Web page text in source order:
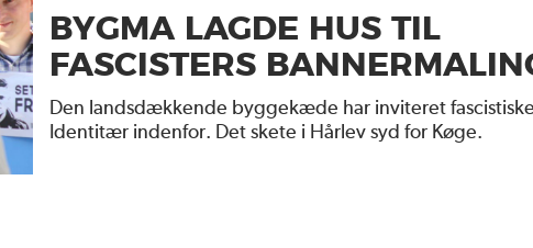
BYGMA LAGDE HUS TIL
FASCISTERS
Den landsdækkende byggekæde har inviteret
Identitær indenfor. Det skete i Hårlev syd for Køge.